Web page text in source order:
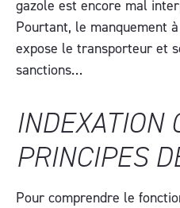
gazole est encore mal
Pourtant, le manquement
expose le transporteur et
sanctions…
INDEXATION
PRINCIPES
Pour comprendre le